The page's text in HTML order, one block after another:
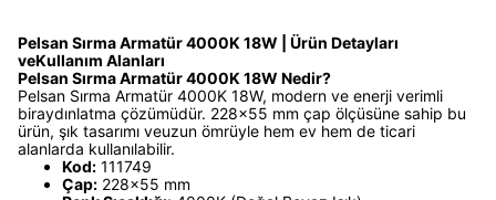
Pelsan Sırma Armatür 4000K 18W | Ürün Detayları
veKullanım Alanları
Pelsan Sırma Armatür 4000K 18W Nedir?
Pelsan Sırma Armatür 4000K 18W, modern ve enerji verimli
biraydınlatma çözümüdür. 228x55 mm çap ölçüsüne sahip bu
ürün, şık tasarımı veuzun ömrüyle hem ev hem de ticari
alanlarda kullanılabilir.
Kod: 111749
Çap: 228x55 mm